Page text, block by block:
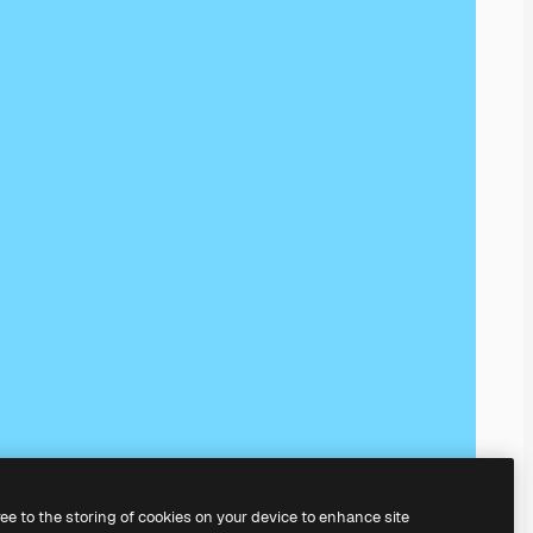
to the storing of cookies on your device to enhance site